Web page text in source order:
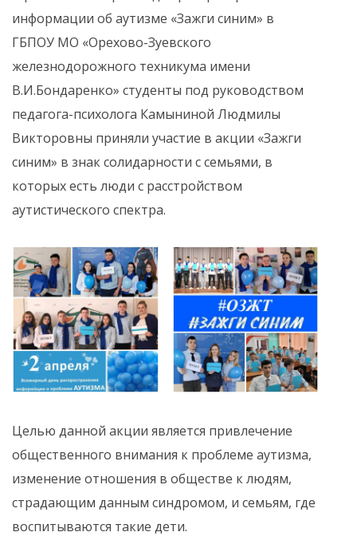
информации об аутизме «Зажги синим» в
ГБПОУ МО «Орехово-Зуевского
железнодорожного техникума имени
В.И.Бондаренко» студенты под руководством
педагога-психолога Камыниной Людмилы
Викторовны приняли участие в акции «Зажги
синим» в знак солидарности с семьями, в
которых есть люди с расстройством
аутистического спектра.
Целью данной акции является привлечение
общественного внимания к проблеме аутизма,
изменение отношения в обществе к людям,
страдающим данным синдромом, и семьям, где
воспитываются такие дети.